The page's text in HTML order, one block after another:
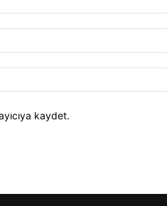
kaydet.